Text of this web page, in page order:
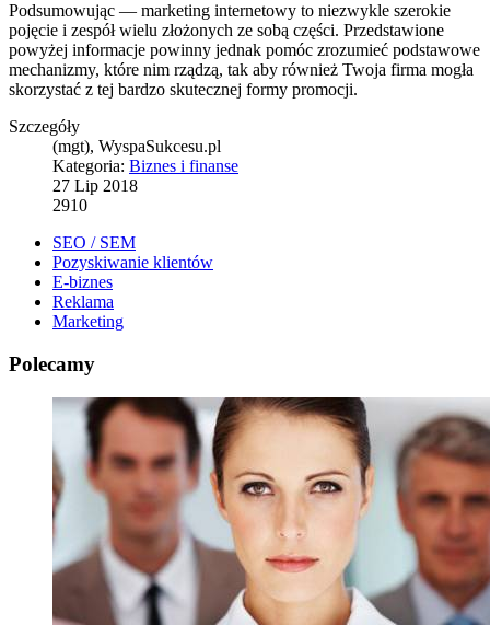
Podsumowując — marketing internetowy to niezwykle szerokie
pojęcie i zespół wielu złożonych ze sobą części. Przedstawione
powyżej informacje powinny jednak pomóc zrozumieć podstawowe
mechanizmy, które nim rządzą, tak aby również Twoja firma mogła
skorzystać z tej bardzo skutecznej formy promocji.
Szczegóły
(mgt), WyspaSukcesu.pl
Kategoria: Biznes i finanse
27 Lip 2018
2910
SEO / SEM
Pozyskiwanie klientów
E-biznes
Reklama
Marketing
Polecamy